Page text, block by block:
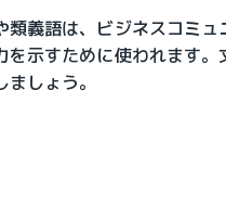
類義語は、ビジネスコミ
を示すために使われます
しょう。